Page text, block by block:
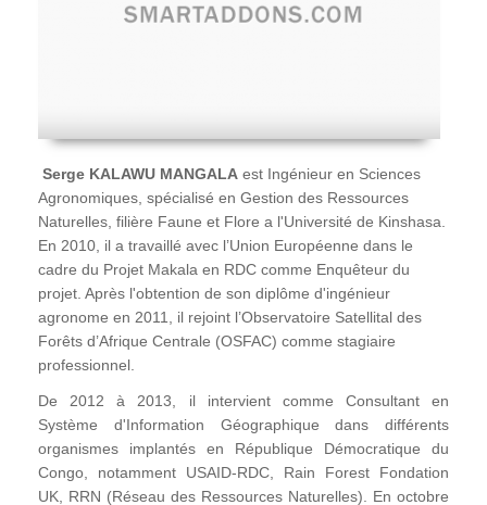
Serge KALAWU MANGALA est Ingénieur en Sciences
Agronomiques, spécialisé en Gestion des Ressources
Naturelles, filière Faune et Flore a l'Université de Kinshasa.
En 2010, il a travaillé avec l’Union Européenne dans le
cadre du Projet Makala en RDC comme Enquêteur du
projet. Après l'obtention de son diplôme d'ingénieur
agronome en 2011, il rejoint l’Observatoire Satellital des
Forêts d’Afrique Centrale (OSFAC) comme stagiaire
professionnel.
De 2012 à 2013, il intervient comme Consultant en
Système d'Information Géographique dans différents
organismes implantés en République Démocratique du
Congo, notamment USAID-RDC, Rain Forest Fondation
UK, RRN (Réseau des Ressources Naturelles). En octobre